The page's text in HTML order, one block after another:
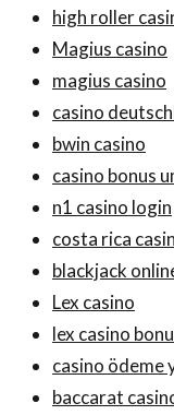
high roller
Magius casino
magius casino
casino
bwin casino
casino bonus
n1 casino login
costa rica
blackjack
Lex casino
lex casino
casino ödeme
baccarat